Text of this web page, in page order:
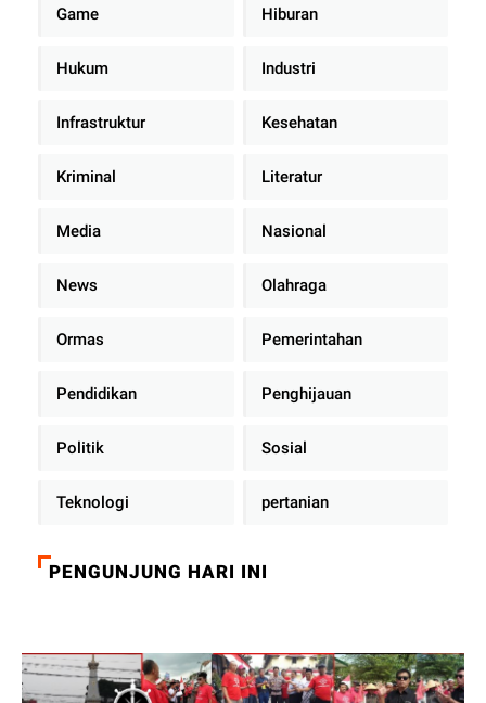
Game Hiburan
Hukum Industri
Infrastruktur Kesehatan
Kriminal Literatur
Media Nasional
News Olahraga
Ormas Pemerintahan
Pendidikan Penghijauan
Politik Sosial
Teknologi pertanian
PENGUNJUNG HARI INI